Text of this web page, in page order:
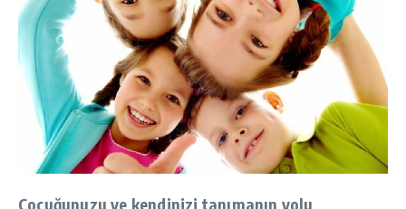
Çocuğunuzu ve kendinizi tanımanın yolu